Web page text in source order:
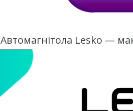
Автомагнітола Lesko —